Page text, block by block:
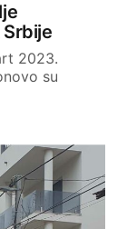
2023.
su